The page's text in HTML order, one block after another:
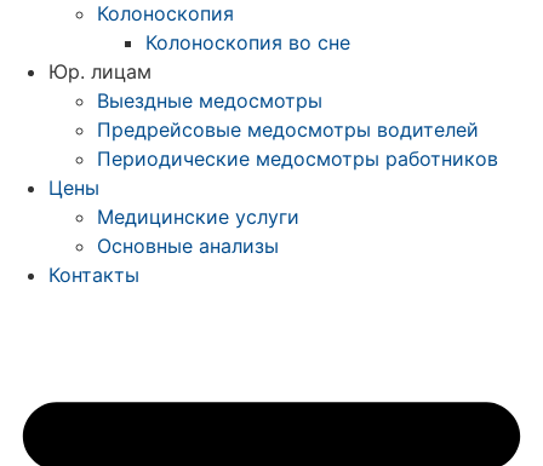
Колоноскопия
Колоноскопия во сне
Юр. лицам
Выездные медосмотры
Предрейсовые медосмотры водителей
Периодические медосмотры работников
Цены
Медицинские услуги
Основные анализы
Контакты